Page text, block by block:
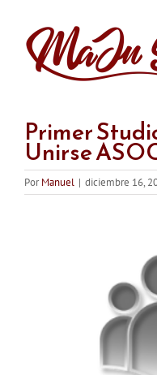
contenido
Primer
Unirse
PorManuel | diciembre 16,